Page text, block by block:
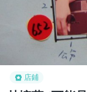
店鋪